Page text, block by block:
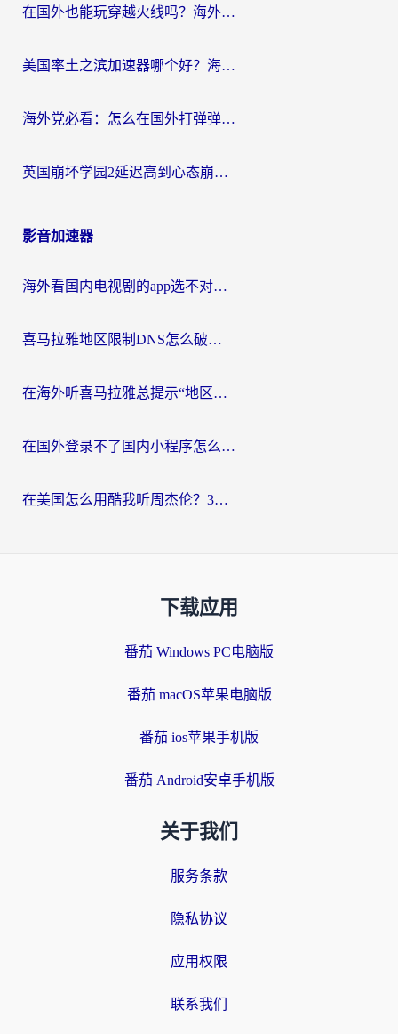
在国外也能玩穿越火线吗？海外玩家国服游戏畅玩终极指南
美国率土之滨加速器哪个好？海外党国服游戏畅玩终极指南（附多游戏解决方案）
海外党必看：怎么在国外打弹弹堂不卡？番茄加速器亲测指南
英国崩坏学园2延迟高到心态崩？海外党国服游戏加速终极指南
影音加速器
海外看国内电视剧的app选不对？这份回国加速器避坑指南帮你流畅追剧
喜马拉雅地区限制DNS怎么破？海外党听国内音乐听书的终极解决方案
在海外听喜马拉雅总提示“地区限制”？3步轻松解除+听国内音乐全攻略
在国外登录不了国内小程序怎么办？选对回国加速器，轻松解锁国内资源
在美国怎么用酷我听周杰伦？3步搞定海外听歌难题
下载应用
番茄 Windows PC电脑版
番茄 macOS苹果电脑版
番茄 ios苹果手机版
番茄 Android安卓手机版
关于我们
服务条款
隐私协议
应用权限
联系我们